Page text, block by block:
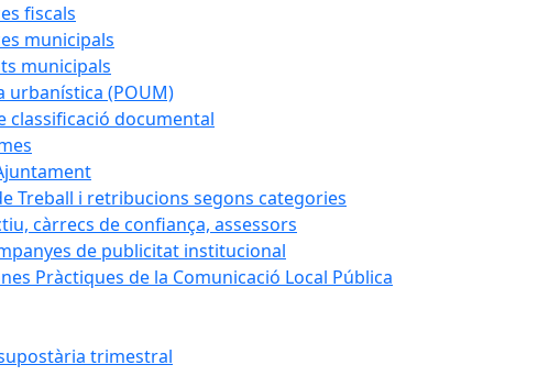
fiscals
municipals
municipals
urbanística (POUM)
classificació documental
Treball i retribucions segons categories
càrrecs de confiança, assessors
de publicitat institucional
Pràctiques de la Comunicació Local Pública
trimestral